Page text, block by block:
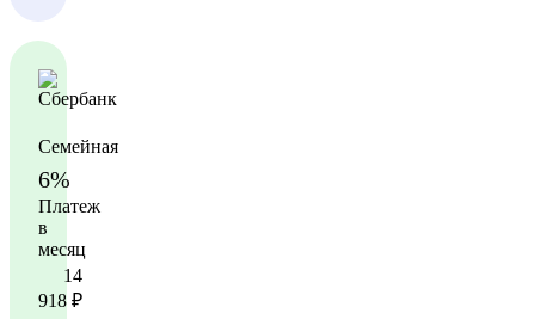
Семейная
6%
Платеж
в
месяц
14
918 ₽